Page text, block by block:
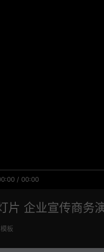
/ 00:00
片 企业宣传商务
板